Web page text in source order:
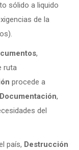
sólido a liquido
de la
,
ruta
procede a
,
del
país, Destrucción